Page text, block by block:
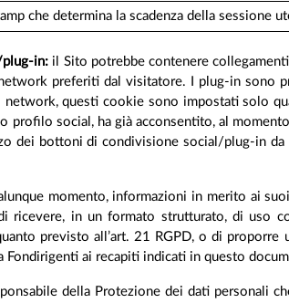
che determina la scadenza della sessione
plug-in: il Sito potrebbe contenere
preferiti dal visitatore. I plug-in sono
network, questi cookie sono impostati solo
social, ha già acconsentito, al
dei bottoni di condivisione social/plug-in
momento, informazioni in merito ai
ricevere, in un formato strutturato, di uso
previsto all’art. 21 RGPD, o di proporre
ai recapiti indicati in questo
della Protezione dei dati personali